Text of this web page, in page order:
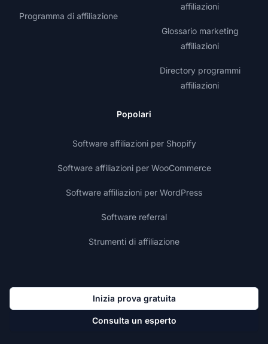
Programma di affiliazione
affiliazioni
Glossario marketing
affiliazioni
Directory programmi
affiliazioni
Popolari
Software affiliazioni per Shopify
Software affiliazioni per WooCommerce
Software affiliazioni per WordPress
Software referral
Strumenti di affiliazione
Inizia prova gratuita
Consulta un esperto